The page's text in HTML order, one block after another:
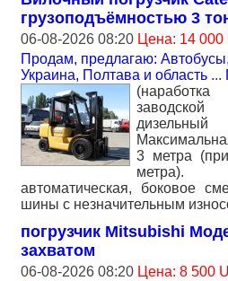
грузоподъёмностью 3
06-08-2026 08:20 Цена: 14 000
Продам, предлагаю:
Украина, Полтава и область ...
заводской
3 метра
метра).
автоматическая, боковое
шины с незначительным
погрузчик Mitsubishi
захватом
06-08-2026 08:20 Цена: 8 500